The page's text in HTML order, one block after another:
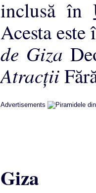
inclusă în
Acesta
de Giza
Atracţii
Advertisements
Giza